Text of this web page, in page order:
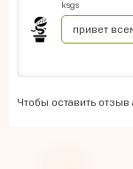
ksgs
привет
Чтобы оставить отзыв